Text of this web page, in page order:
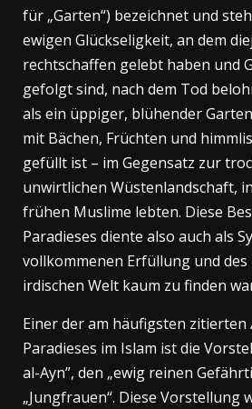
für „Garten“) bezeichnet und
ewigen Glückseligkeit, an dem
rechtschaffen gelebt haben und
gefolgt sind, nach dem Tod
als ein üppiger, blühender
mit Bächen, Früchten und
gefüllt ist – im Gegensatz zur
unwirtlichen Wüstenlandschaft,
frühen Muslime lebten. Diese
Paradieses diente also auch als
vollkommenen Erfüllung und des
irdischen Welt kaum zu finden
Einer der am häufigsten zitierten
Paradieses im Islam ist die
al-Ayn”, den „ewig reinen
„Jungfrauen“. Diese Vorstellung